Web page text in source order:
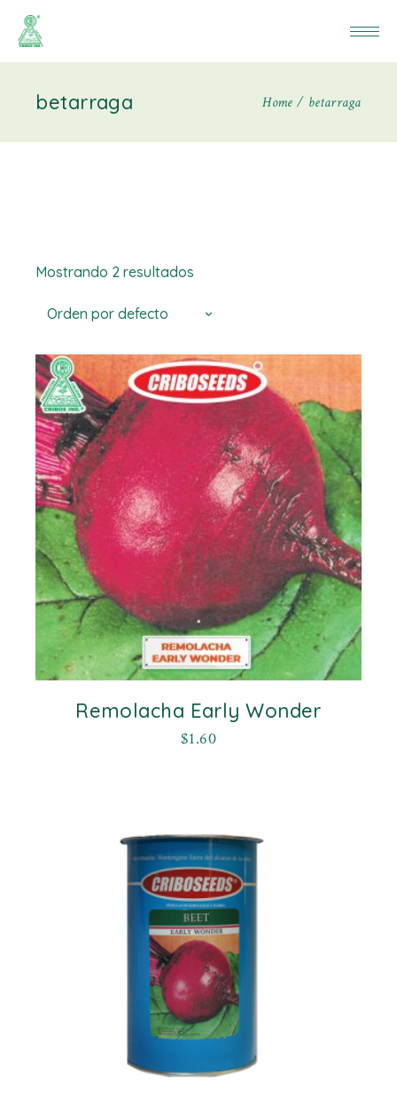
betarraga Home betarraga
Mostrando 2 resultados
Orden por defecto
Remolacha Early Wonder
$1.60